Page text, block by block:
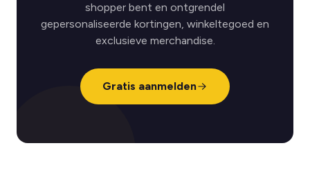
shopper bent en ontgrendel
gepersonaliseerde kortingen, winkeltegoed en
exclusieve merchandise.
Gratis aanmelden